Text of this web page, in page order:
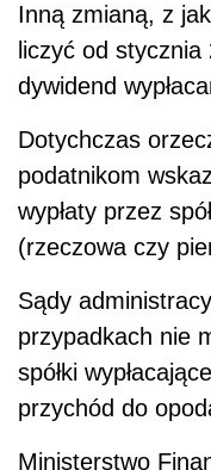
Inną zmianą, z
liczyć od
dywidend
Dotychczas
podatnikom
wypłaty przez
(rzeczowa czy
Sądy
przypadkach nie
spółki
przychód do
Ministerstwo